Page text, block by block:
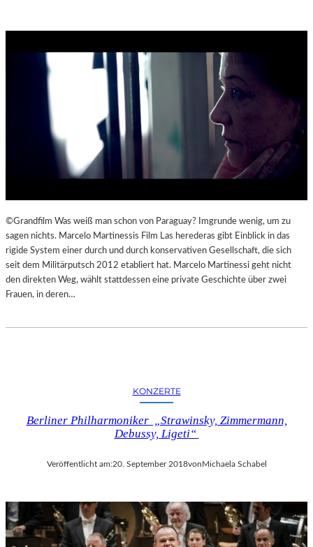
©Grandfilm Was weiß man schon von Paraguay? Imgrunde wenig, um zu
sagen nichts. Marcelo Martinessis Film Las herederas gibt Einblick in das
rigide System einer durch und durch konservativen Gesellschaft, die sich
seit dem Militärputsch 2012 etabliert hat. Marcelo Martinessi geht nicht
den direkten Weg, wählt stattdessen eine private Geschichte über zwei
Frauen, in deren…
KONZERTE
Berliner Philharmoniker „Strawinsky, Zimmermann,
Debussy, Ligeti“
Veröffentlicht am:20. September 2018vonMichaela Schabel